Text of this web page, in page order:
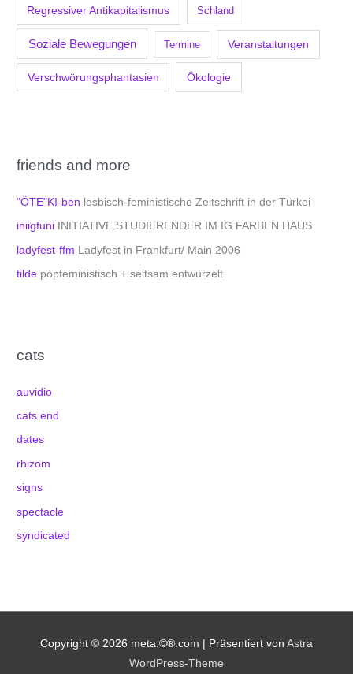
Regressiver Antikapitalismus Schland
Soziale Bewegungen Termine Veranstaltungen
Verschwörungsphantasien Ökologie
friends and more
"ÖTE"KI-ben lesbisch-feministische Zeitschrift in der Türkei
iniigfuni INITIATIVE STUDIERENDER IM IG FARBEN HAUS
ladyfest-ffm Ladyfest in Frankfurt/ Main 2006
tilde popfeministisch + seltsam entwurzelt
cats
auvidio
cats end
dates
rhizom
signs
spectacle
syndicated
Copyright © 2026 meta.©®.com | Präsentiert von Astra
WordPress-Theme